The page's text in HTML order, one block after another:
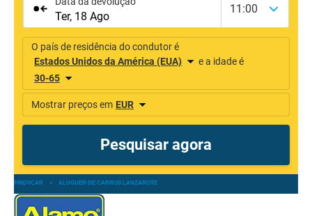
FINDYCAR » ALUGUER DE CARROS LANZAROTE